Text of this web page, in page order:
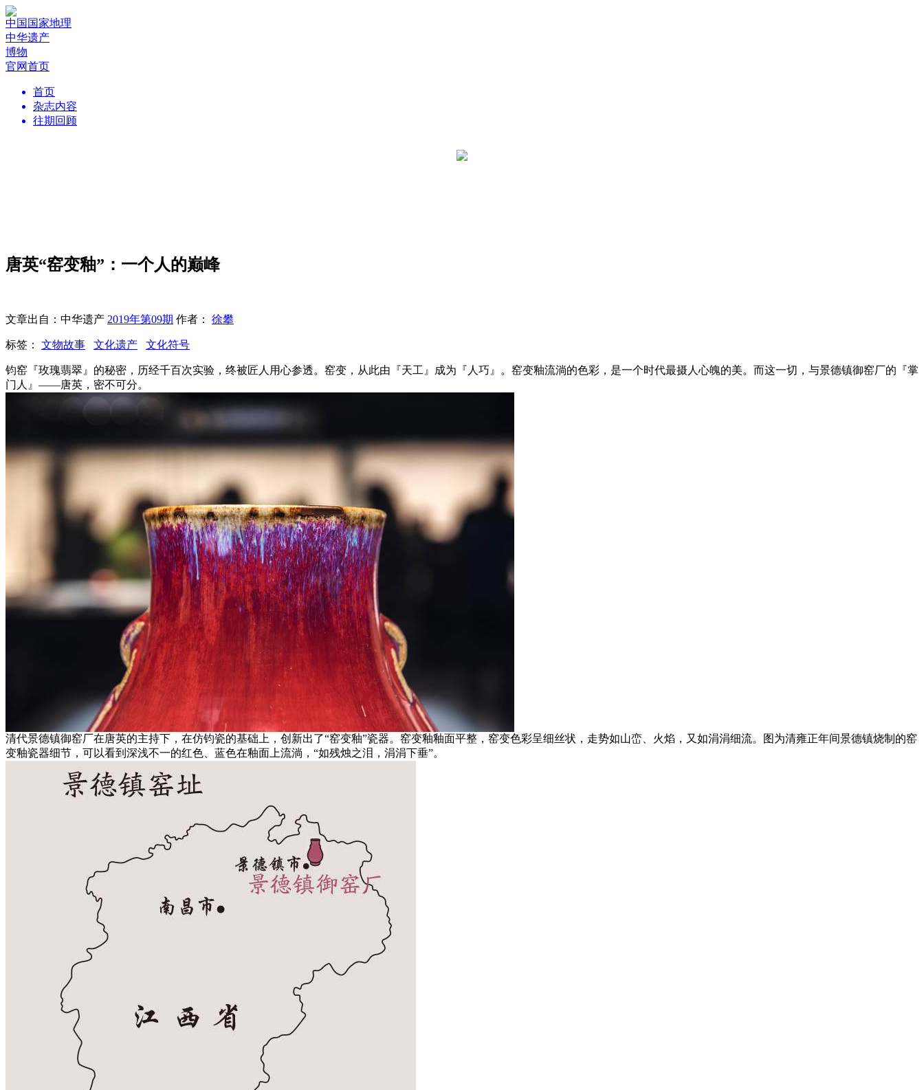
中国国家地理
中华遗产
博物
官网首页
首页
杂志内容
往期回顾
唐英“窑变釉”：一个人的巅峰
文章出自：中华遗产 2019年第09期 作者： 徐攀
标签： 文物故事 文化遗产 文化符号
钧窑『玫瑰翡翠』的秘密，历经千百次实验，终被匠人用心参透。窑变，从此由『天工』成为『人巧』。窑变釉流淌的色彩，是一个时代最摄人心魄的美。而这一切，与景德镇御窑厂的『掌
门人』——唐英，密不可分。
清代景德镇御窑厂在唐英的主持下，在仿钧瓷的基础上，创新出了“窑变釉”瓷器。窑变釉釉面平整，窑变色彩呈细丝状，走势如山峦、火焰，又如涓涓细流。图为清雍正年间景德镇烧制的窑
变釉瓷器细节，可以看到深浅不一的红色、蓝色在釉面上流淌，“如残烛之泪，涓涓下垂”。